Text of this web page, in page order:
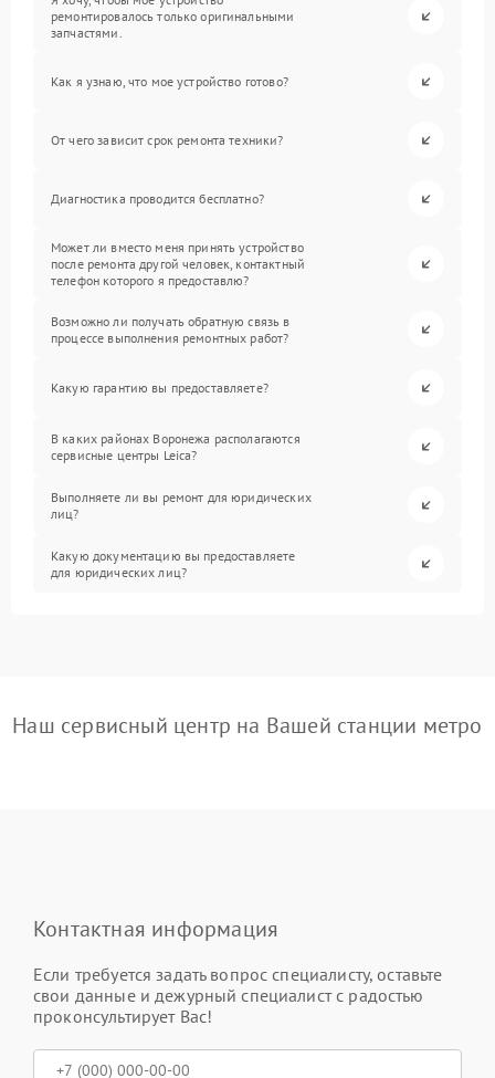
ремонтировалось только оригинальными
запчастями.
Как я узнаю, что мое устройство готово?
От чего зависит срок ремонта техники?
Диагностика проводится бесплатно?
Может ли вместо меня принять устройство
после ремонта другой человек, контактный
телефон которого я предоставлю?
Возможно ли получать обратную связь в
процессе выполнения ремонтных работ?
Какую гарантию вы предоставляете?
В каких районах Воронежа располагаются
сервисные центры Leica?
Выполняете ли вы ремонт для юридических
лиц?
Какую документацию вы предоставляете
для юридических лиц?
Наш сервисный центр на Вашей станции метро
Контактная информация
Если требуется задать вопрос специалисту, оставьте
свои данные и дежурный специалист с радостью
проконсультирует Вас!